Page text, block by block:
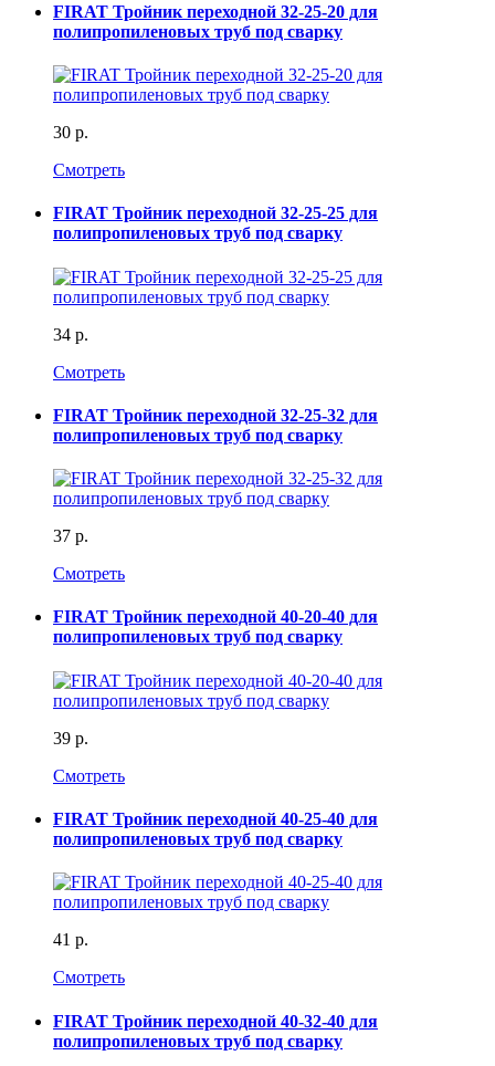
FIRAT Тройник переходной 32-25-20 для
полипропиленовых труб под сварку
30 р.
Смотреть
FIRAT Тройник переходной 32-25-25 для
полипропиленовых труб под сварку
34 р.
Смотреть
FIRAT Тройник переходной 32-25-32 для
полипропиленовых труб под сварку
37 р.
Смотреть
FIRAT Тройник переходной 40-20-40 для
полипропиленовых труб под сварку
39 р.
Смотреть
FIRAT Тройник переходной 40-25-40 для
полипропиленовых труб под сварку
41 р.
Смотреть
FIRAT Тройник переходной 40-32-40 для
полипропиленовых труб под сварку